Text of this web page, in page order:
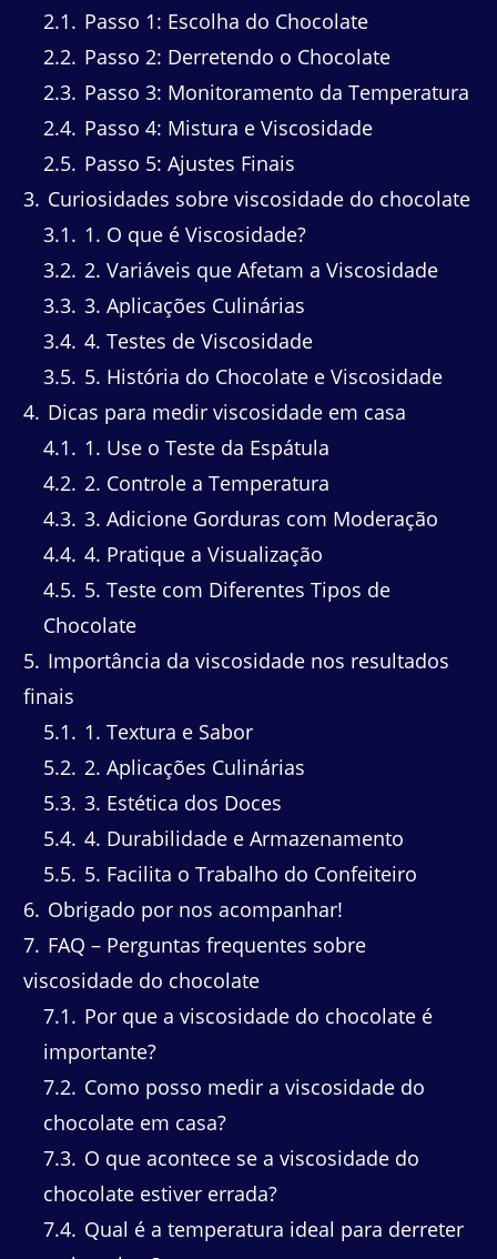
2.1
Passo 1: Escolha do Chocolate
2.2 Passo 2: Derretendo o Chocolate
2.3 Passo 3: Monitoramento da Temperatura
2.4 Passo 4: Mistura e Viscosidade
2.5 Passo 5: Ajustes Finais
3 Curiosidades sobre viscosidade do chocolate
3.1
1. O que é Viscosidade?
3.2 2. Variáveis que Afetam a Viscosidade
3.3 3. Aplicações Culinárias
3.4 4. Testes de Viscosidade
3.5 5. História do Chocolate e Viscosidade
4 Dicas para medir viscosidade em casa
4.1
1. Use o Teste da Espátula
4.2 2. Controle a Temperatura
4.3 3. Adicione Gorduras com Moderação
4.4 4. Pratique a Visualização
4.5 5. Teste com Diferentes Tipos de
Chocolate
5 Importância da viscosidade nos resultados
finais
5.1
1. Textura e Sabor
5.2 2. Aplicações Culinárias
5.3 3. Estética dos Doces
5.4 4. Durabilidade e Armazenamento
5.5 5. Facilita o Trabalho do Confeiteiro
6 Obrigado por nos acompanhar!
7 FAQ – Perguntas frequentes sobre
viscosidade do chocolate
7.1
Por que a viscosidade do chocolate é
importante?
7.2 Como posso medir a viscosidade do
chocolate em casa?
7.3 O que acontece se a viscosidade do
chocolate estiver errada?
7.4 Qual é a temperatura ideal para derreter